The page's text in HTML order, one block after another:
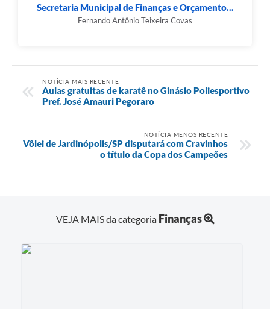
Secretaria Municipal de Finanças e Orçamento...
Fernando Antônio Teixeira Covas
NOTÍCIA MAIS RECENTE
Aulas gratuitas de karatê no Ginásio Poliesportivo
Pref. José Amauri Pegoraro
NOTÍCIA MENOS RECENTE
Vôlei de Jardinópolis/SP disputará com Cravinhos
o título da Copa dos Campeões
VEJA MAIS da categoria Finanças